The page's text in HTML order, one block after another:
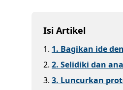
Isi Artikel
1. 1. Bagikan ide
2. 2. Selidiki dan
3. 3. Luncurkan